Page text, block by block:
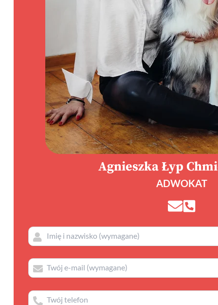
Agnieszka Łyp
ADWOKAT